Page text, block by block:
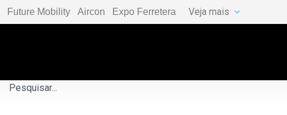
Future Mobility Aircon Expo Ferretera Veja mais